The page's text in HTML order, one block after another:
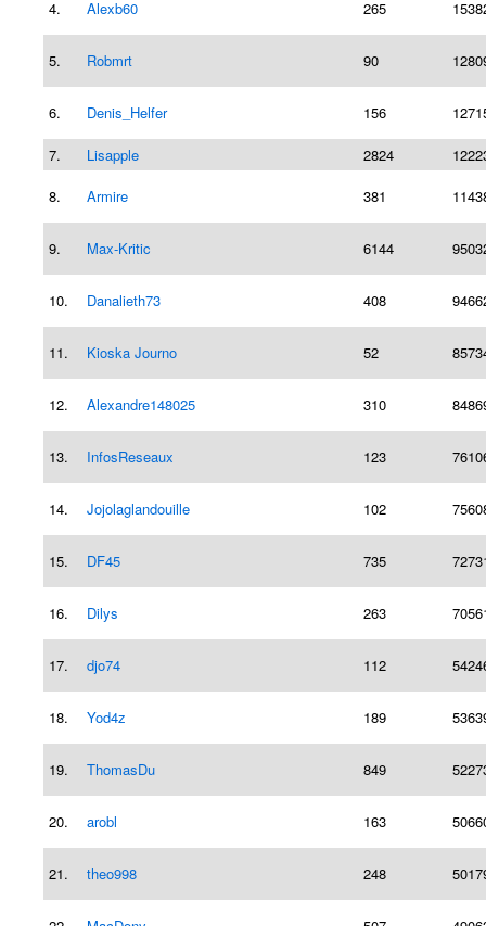
4. Alexb60 265
5. Robmrt 90
6. Denis_Helfer 156
7. Lisapple 2824
8.
Armire 381
9. Max-Kritic 6144
10. Danalieth73 408
11. Kioska Journo 52
12. Alexandre148025 310
13. InfosReseaux 123
14. Jojolaglandouille 102
15. DF45 735
16. Dilys 263
17. djo74 112
18. Yod4z 189
19. ThomasDu 849
20. arobl 163
21. theo998 248